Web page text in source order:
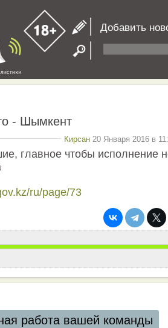
Добавить
- Шымкент
Кирсан 20 Января 2016 в
главное чтобы исполнение
ru/page/73
работа вашей команды